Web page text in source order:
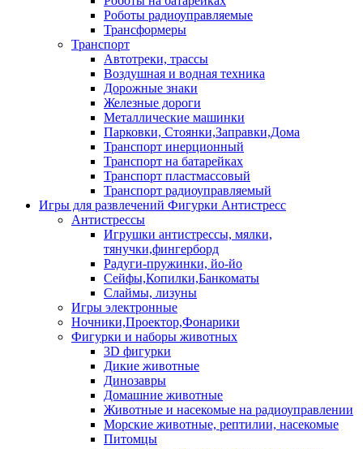
Роботы радиоуправляемые
Трансформеры
Транспорт
Автотреки, трассы
Воздушная и водная техника
Дорожные знаки
Железные дороги
Металлические машинки
Парковки, Стоянки,Заправки,Дома
Транспорт инерционный
Транспорт на батарейках
Транспорт пластмассовый
Транспорт радиоуправляемый
Игры для развлечений Фигурки Антистресс
Антистрессы
Игрушки антистрессы, мялки,
тянучки,фингерборд
Радуги-пружинки, йо-йо
Сейфы,Копилки,Банкоматы
Слаймы, лизуны
Игры электронные
Ночники,Проектор,Фонарики
Фигурки и наборы животных
3D фигурки
Дикие животные
Динозавры
Домашние животные
Животные и насекомые на радиоуправлении
Морские животные, рептилии, насекомые
Питомцы